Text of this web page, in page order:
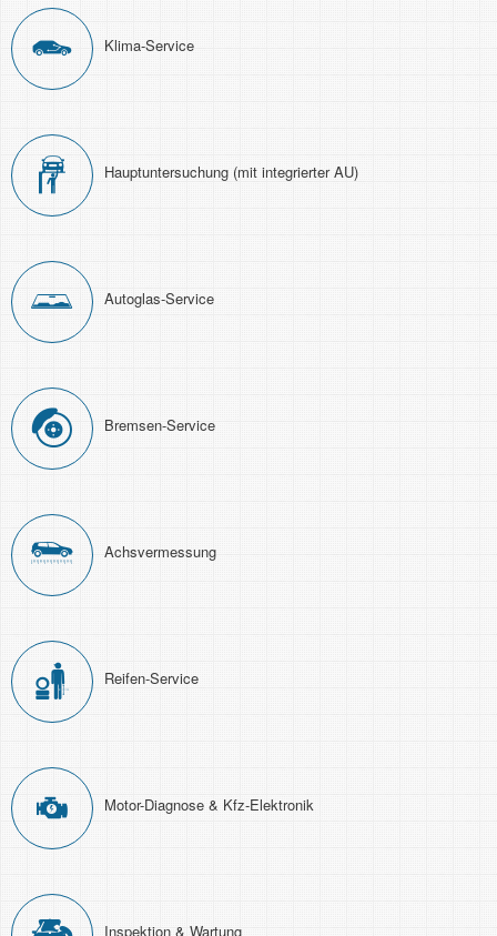
Klima-Service
Haupt­unter­suchung (mit integrierter AU)
Autoglas-Service
Bremsen-Service
Achs­ver­messung
Reifen-Service
Motor-Diagnose & Kfz-Elektronik
Inspektion & Wartung